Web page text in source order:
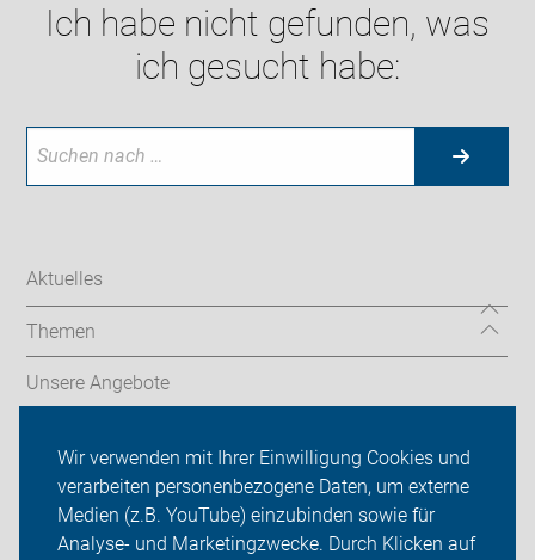
Wir verwenden mit Ihrer Einwilligung Cookies und
verarbeiten personenbezogene Daten, um externe
Medien (z.B. YouTube) einzubinden sowie für
Analyse- und Marketingzwecke. Durch Klicken auf
Ich habe nicht gefunden, was
ich gesucht habe:
Aktuelles
Themen
Unsere Angebote
Termine & Touren
Sei dabei